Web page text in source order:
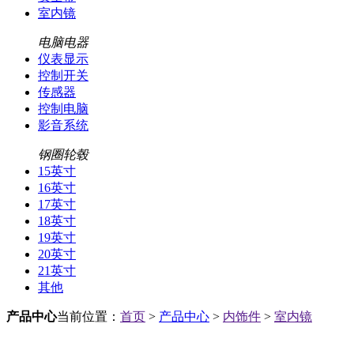
室内镜
电脑电器
仪表显示
控制开关
传感器
控制电脑
影音系统
钢圈轮毂
15英寸
16英寸
17英寸
18英寸
19英寸
20英寸
21英寸
其他
产品中心当前位置： 首页 > 产品中心 > 内饰件 > 室内镜